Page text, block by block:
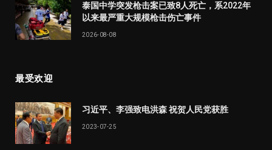
泰国中学突发枪击案已致8人死亡，系2022年
以来最严重大规模枪击伤亡事件
2026-08-08
最受欢迎
习近平、李强致电洪森 祝贺人民党获胜
2023-07-25